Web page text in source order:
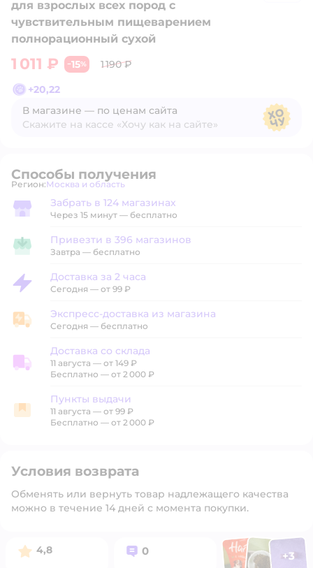
для взрослых всех пород с
чувствительным пищеварением
полнорационный сухой
1 011 ₽ −15%
1 190 ₽
+20,22
В магазине — по ценам сайта
Скажите на кассе «Хочу как на сайте»
Способы получения
Регион: Выбор адреса доставки.
Москва и область
Забрать в магазине
Забрать в 124 магазинах
Через 15 минут — бесплатно
Привезти в магазин
Привезти в 396 магазинов
Завтра — бесплатно
Доставка за 2 часа
Доставка за 2 часа
Сегодня — от 99 ₽
Экспресс-доставка из магазина
Экспресс-доставка из магазина
Сегодня — бесплатно
Доставка со склада
Доставка со склада
11 августа — от 149 ₽
Бесплатно — от 2 000 ₽
Пункты выдачи
Пункты выдачи
11 августа — от 99 ₽
Бесплатно — от 2 000 ₽
Условия возврата
Обменять или вернуть товар надлежащего качества
можно в течение 14 дней с момента покупки.
Рейтинг:
4,8 Вопросов:
0 ФотоФотоФото
+3
Открыть